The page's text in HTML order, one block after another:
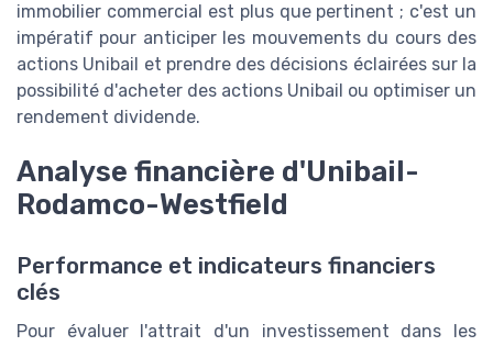
immobilier commercial est plus que pertinent ; c'est un
impératif pour anticiper les mouvements du cours des
actions Unibail et prendre des décisions éclairées sur la
possibilité d'acheter des actions Unibail ou optimiser un
rendement dividende.
Analyse financière d'Unibail-
Rodamco-Westfield
Performance et indicateurs financiers
clés
Pour évaluer l'attrait d'un investissement dans les